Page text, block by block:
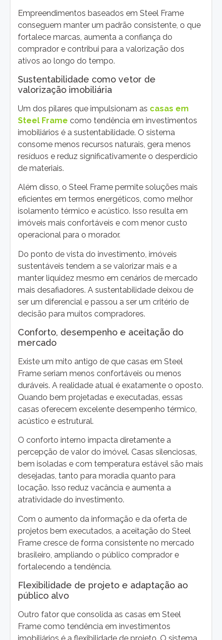
Empreendimentos baseados em Steel Frame
conseguem manter um padrão consistente, o que
fortalece marcas, aumenta a confiança do
comprador e contribui para a valorização dos
ativos ao longo do tempo.
Sustentabilidade como vetor de
valorização imobiliária
Um dos pilares que impulsionam as casas em
Steel Frame como tendência em investimentos
imobiliários é a sustentabilidade. O sistema
consome menos recursos naturais, gera menos
resíduos e reduz significativamente o desperdício
de materiais.
Além disso, o Steel Frame permite soluções mais
eficientes em termos energéticos, como melhor
isolamento térmico e acústico. Isso resulta em
imóveis mais confortáveis e com menor custo
operacional para o morador.
Do ponto de vista do investimento, imóveis
sustentáveis tendem a se valorizar mais e a
manter liquidez mesmo em cenários de mercado
mais desafiadores. A sustentabilidade deixou de
ser um diferencial e passou a ser um critério de
decisão para muitos compradores.
Conforto, desempenho e aceitação do
mercado
Existe um mito antigo de que casas em Steel
Frame seriam menos confortáveis ou menos
duráveis. A realidade atual é exatamente o oposto.
Quando bem projetadas e executadas, essas
casas oferecem excelente desempenho térmico,
acústico e estrutural.
O conforto interno impacta diretamente a
percepção de valor do imóvel. Casas silenciosas,
bem isoladas e com temperatura estável são mais
desejadas, tanto para moradia quanto para
locação. Isso reduz vacância e aumenta a
atratividade do investimento.
Com o aumento da informação e da oferta de
projetos bem executados, a aceitação do Steel
Frame cresce de forma consistente no mercado
brasileiro, ampliando o público comprador e
fortalecendo a tendência.
Flexibilidade de projeto e adaptação ao
público alvo
Outro fator que consolida as casas em Steel
Frame como tendência em investimentos